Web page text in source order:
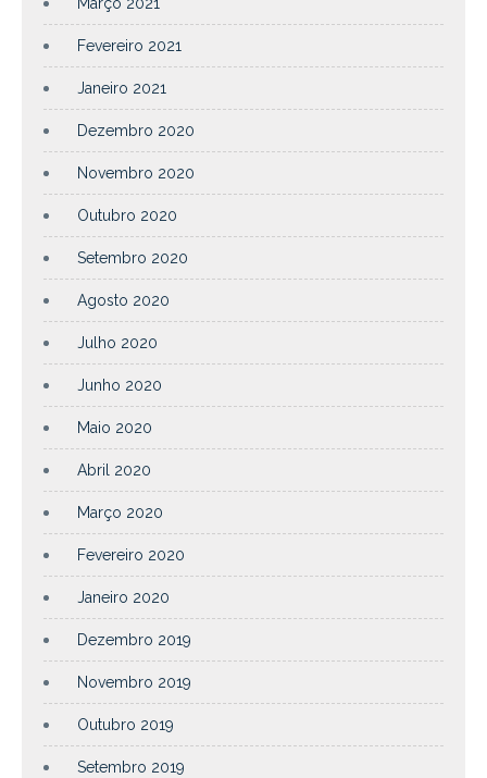
Fevereiro 2021
Janeiro 2021
Dezembro 2020
Novembro 2020
Outubro 2020
Setembro 2020
Agosto 2020
Julho 2020
Junho 2020
Maio 2020
Abril 2020
Março 2020
Fevereiro 2020
Janeiro 2020
Dezembro 2019
Novembro 2019
Outubro 2019
Setembro 2019